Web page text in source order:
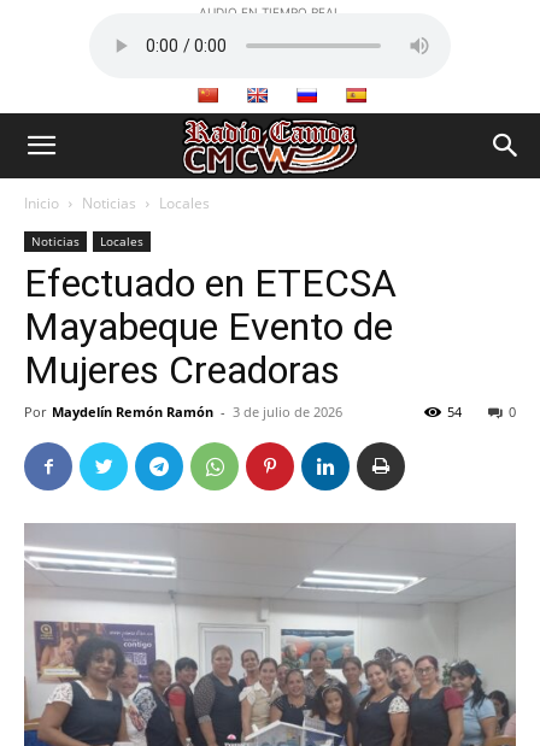
AUDIO EN TIEMPO REAL
Inicio Noticias Locales
Noticias Locales
Efectuado en ETECSA
Mayabeque Evento de
Mujeres Creadoras
Por Maydelín Remón Ramón - 3 de julio de 2026 0
54